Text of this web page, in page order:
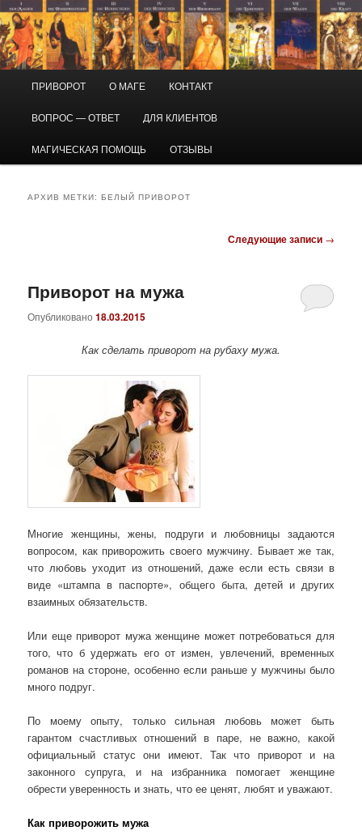
Перейти
к
основному
содержимому
Перейти
к
дополнительному
содержимому
Приворот и магическая помощь
Маг Виктор
ПРИВОРОТ О МАГЕ КОНТАКТ
ВОПРОС — ОТВЕТ ДЛЯ КЛИЕНТОВ
МАГИЧЕСКАЯ ПОМОЩЬ ОТЗЫВЫ
АРХИВ МЕТКИ:БЕЛЫЙ ПРИВОРОТ
Следующие записи →
Приворот на мужа
Опубликовано18.03.2015
Как сделать приворот на рубаху мужа.
Многие женщины, жены, подруги и любовницы задаются
вопросом, как приворожить своего мужчину. Бывает же так,
что любовь уходит из отношений, даже если есть связи в
виде «штампа в паспорте», общего быта, детей и других
взаимных обязательств.
Или еще приворот мужа женщине может потребоваться для
того, что б удержать его от измен, увлечений, временных
романов на стороне, особенно если раньше у мужчины было
много подруг.
По моему опыту, только сильная любовь может быть
гарантом счастливых отношений в паре, не важно, какой
официальный статус они имеют. Так что приворот и на
законного супруга, и на избранника помогает женщине
обрести уверенность и знать, что ее ценят, любят и уважают.
Как приворожить мужа